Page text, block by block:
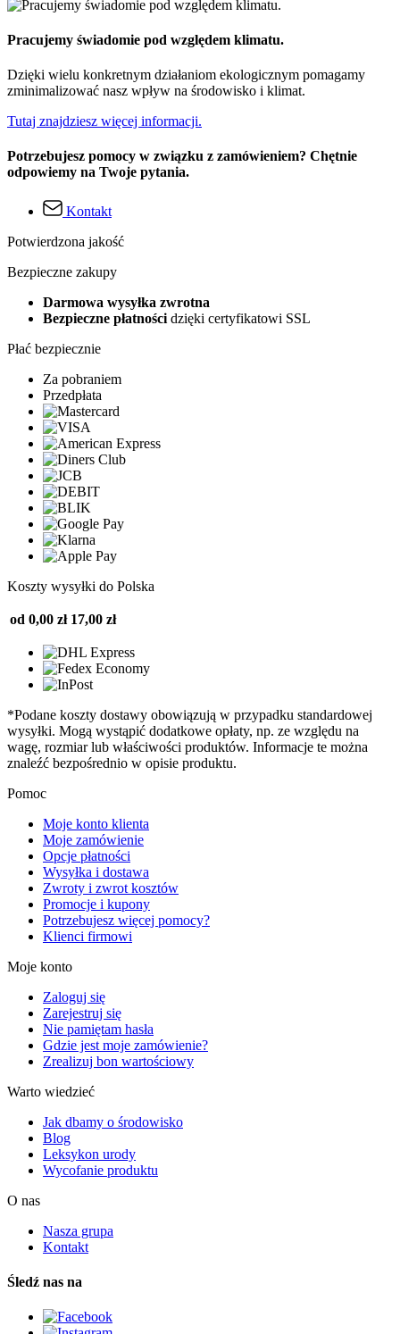
Pracujemy świadomie pod względem klimatu.
Dzięki wielu konkretnym działaniom ekologicznym pomagamy
zminimalizować nasz wpływ na środowisko i klimat.
Tutaj znajdziesz więcej informacji.
Potrzebujesz pomocy w związku z zamówieniem? Chętnie
odpowiemy na Twoje pytania.
Kontakt
Potwierdzona jakość
Bezpieczne zakupy
Darmowa wysyłka zwrotna
Bezpieczne płatności dzięki certyfikatowi SSL
Płać bezpiecznie
Za pobraniem
Przedpłata
Koszty wysyłki do Polska
od 0,00 zł 17,00 zł
*Podane koszty dostawy obowiązują w przypadku standardowej
wysyłki. Mogą wystąpić dodatkowe opłaty, np. ze względu na
wagę, rozmiar lub właściwości produktów. Informacje te można
znaleźć bezpośrednio w opisie produktu.
Pomoc
Moje konto klienta
Moje zamówienie
Opcje płatności
Wysyłka i dostawa
Zwroty i zwrot kosztów
Promocje i kupony
Potrzebujesz więcej pomocy?
Klienci firmowi
Moje konto
Zaloguj się
Zarejestruj się
Nie pamiętam hasła
Gdzie jest moje zamówienie?
Zrealizuj bon wartościowy
Warto wiedzieć
Jak dbamy o środowisko
Blog
Leksykon urody
Wycofanie produktu
O nas
Nasza grupa
Kontakt
Śledź nas na